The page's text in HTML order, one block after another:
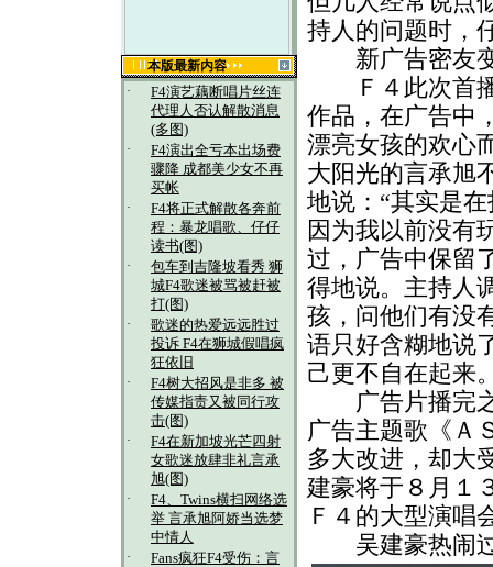
本版最新内容
·
F4演艺藕断唱片丝连
代理人否认解散消息
(多图)
·
F4演出全亏本出场费
骤降 成都美少女不再
买帐
·
F4将正式解散各奔前
程：暴龙唱歌、仔仔
读书(图)
·
包车到吉隆坡看秀 狮
城F4歌迷被骂被赶被
打(图)
·
歌迷的热爱远远胜过
投诉 F4在狮城假唱疯
狂依旧
·
F4树大招风是非多 被
传媒指责又被同行攻
击(图)
·
F4在新加坡光芒四射
女歌迷放肆非礼言承
旭(图)
·
F4、Twins横扫网络选
举 言承旭阿娇当选梦
中情人
·
Fans疯狂F4受伤：言
持人的问题时，
新广告密友变
Ｆ４此次首播
作品，在广告中
漂亮女孩的欢心
大阳光的言承旭
地说：“其实是
因为我以前没有
过，广告中保留
得地说。主持人
孩，问他们有没
语只好含糊地说
己更不自在起来
广告片播完之
广告主题歌《Ａ
多大改进，却大
建豪将于８月１
Ｆ４的大型演唱
吴建豪热闹过